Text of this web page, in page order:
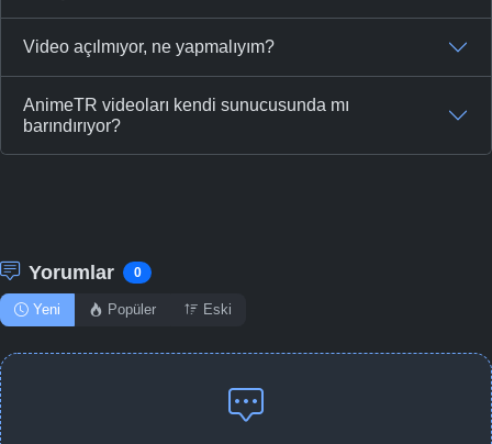
Video açılmıyor, ne yapmalıyım?
AnimeTR videoları kendi sunucusunda mı
barındırıyor?
Yorumlar 0
Yeni Popüler Eski